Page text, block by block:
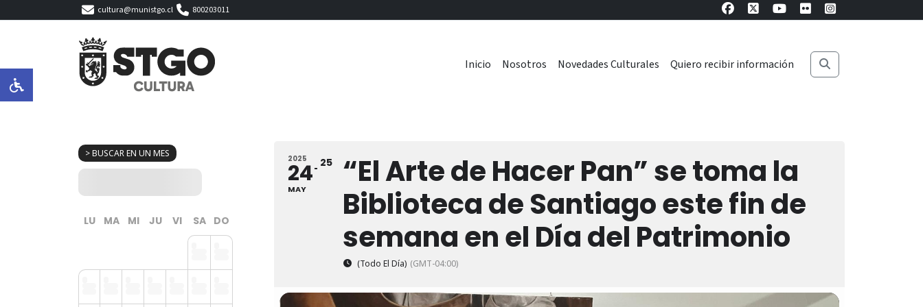
cultura@munistgo.cl 800203011
Inicio Nosotros Novedades Culturales Quiero recibir información
> BUSCAR EN UN MES
LU MA MI JU VI SA DO
2025
24
MAY
25
“El Arte de Hacer Pan” se toma la
Biblioteca de Santiago este fin de
semana en el Día del Patrimonio
(Todo El Día) (GMT-04:00)